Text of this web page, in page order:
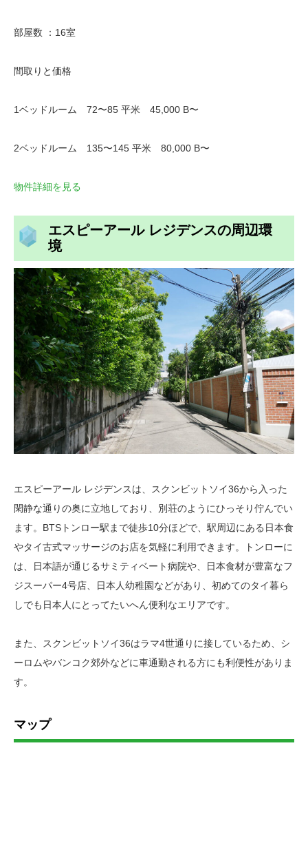
部屋数 ：16室
間取りと価格
1ベッドルーム 72〜85 平米 45,000 B〜
2ベッドルーム 135〜145 平米 80,000 B〜
物件詳細を見る
エスピーアール レジデンスの周辺環
境
エスピーアール レジデンスは、スクンビットソイ36から入った
閑静な通りの奥に立地しており、別荘のようにひっそり佇んでい
ます。BTSトンロー駅まで徒歩10分ほどで、駅周辺にある日本食
やタイ古式マッサージのお店を気軽に利用できます。トンローに
は、日本語が通じるサミティベート病院や、日本食材が豊富なフ
ジスーパー4号店、日本人幼稚園などがあり、初めてのタイ暮ら
しでも日本人にとってたいへん便利なエリアです。
また、スクンビットソイ36はラマ4世通りに接しているため、シ
ーロムやバンコク郊外などに車通勤される方にも利便性がありま
す。
マップ